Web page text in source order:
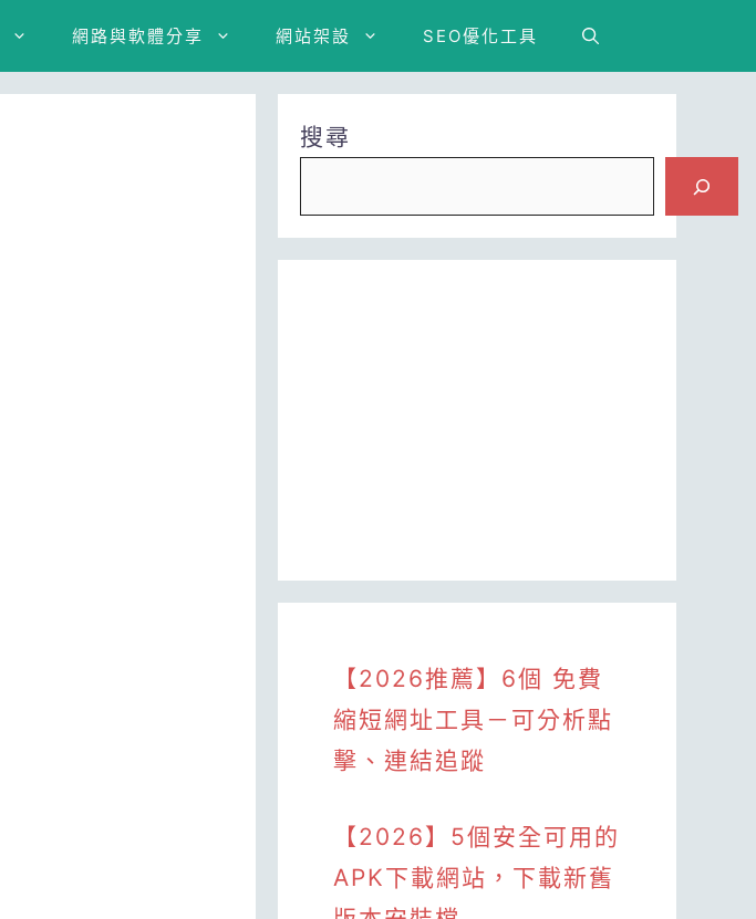
網路與軟體分享 網站架設 SEO優化工具
搜尋
【2026推薦】6個 免費
縮短網址工具－可分析點
擊、連結追蹤
【2026】5個安全可用的
APK下載網站，下載新舊